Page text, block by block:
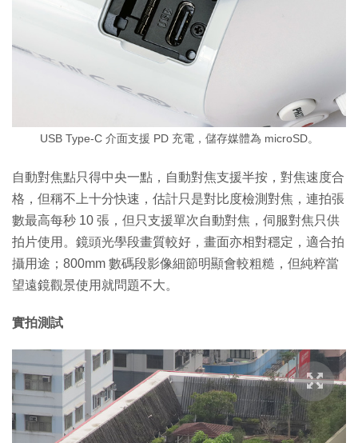
USB Type-C 介面支援 PD 充電，儲存媒體為 microSD。
自動對焦點只得中央一點，自動對焦支援半按，對焦速度合
格，但稱不上十分快速，估計只是對比度檢測對焦，連拍張
數最高每秒 10 張，但只支援單次自動對焦，伺服對焦只供
拍片使用。鏡頭光學段畫質較好，畫面亦相對穩定，適合拍
攝用途；800mm 數碼段影像細節明顯會較粗糙，但純粹當
望遠鏡觀景使用就問題不大。
實拍測試